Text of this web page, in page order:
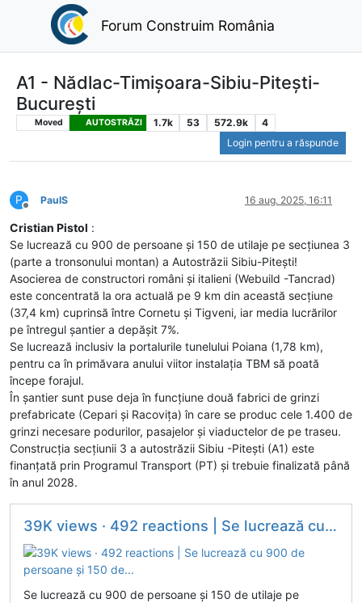
Forum Construim România
A1 - Nădlac-Timișoara-Sibiu-Pitești-
București
Moved AUTOSTRĂZI 1.7k 53 572.9k
4
Login pentru a răspunde
P
Deconectat
PaulS 16 aug. 2025, 16:11
Cristian Pistol :
Se lucrează cu 900 de persoane și 150 de utilaje pe secțiunea 3
(parte a tronsonului montan) a Autostrăzii Sibiu-Pitești!
Asocierea de constructori români și italieni (Webuild -Tancrad)
este concentrată la ora actuală pe 9 km din această secțiune
(37,4 km) cuprinsă între Cornetu și Tigveni, iar media lucrărilor
pe întregul șantier a depășit 7%.
Se lucrează inclusiv la portalurile tunelului Poiana (1,78 km),
pentru ca în primăvara anului viitor instalația TBM să poată
începe forajul.
În șantier sunt puse deja în funcțiune două fabrici de grinzi
prefabricate (Cepari și Racovița) în care se produc cele 1.400 de
grinzi necesare podurilor, pasajelor și viaductelor de pe traseu.
Construcția secțiunii 3 a autostrăzii Sibiu -Pitești (A1) este
finanțată prin Programul Transport (PT) și trebuie finalizată până
în anul 2028.
39K views · 492 reactions | Se lucrează cu 900 de persoane și 150 de...
Se lucrează cu 900 de persoane și 150 de utilaje pe